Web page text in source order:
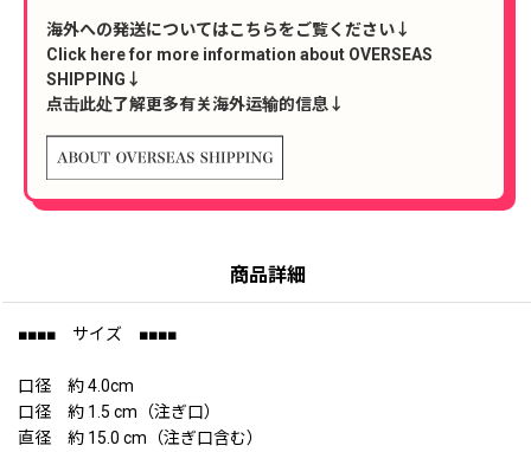
海外への発送についてはこちらをご覧ください↓
Click here for more information about OVERSEAS
SHIPPING↓
点击此处了解更多有关海外运输的信息↓
商品詳細
■■■■ サイズ ■■■■
口径 約 4.0cm
口径 約 1.5 cm（注ぎ口）
直径 約 15.0 cm（注ぎ口含む）